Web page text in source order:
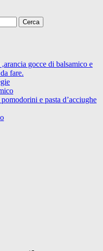
gocce di balsamico e
fare.
e pasta d’acciughe